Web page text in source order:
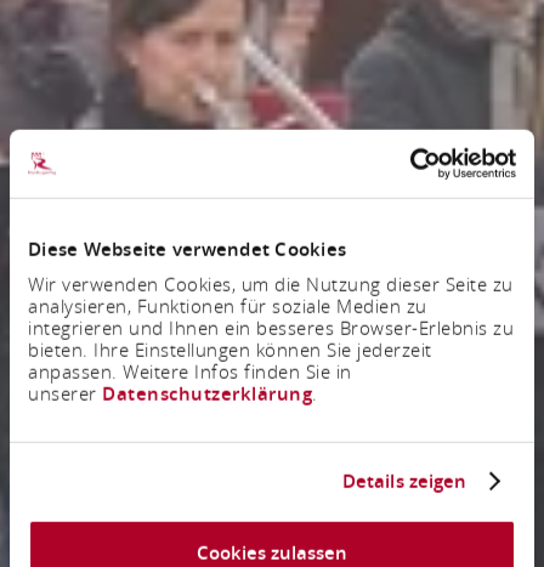
Diese Webseite verwendet Cookies
Wir verwenden Cookies, um die Nutzung dieser Seite zu
analysieren, Funktionen für soziale Medien zu
integrieren und Ihnen ein besseres Browser-Erlebnis zu
bieten. Ihre Einstellungen können Sie jederzeit
anpassen. Weitere Infos finden Sie in
unserer Datenschutzerklärung.
Details zeigen
Cookies zulassen